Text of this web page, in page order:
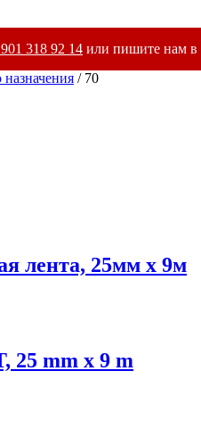
318 92 14 или пишите нам в
/ 70
лента, 25мм х 9м
25 mm x 9 m